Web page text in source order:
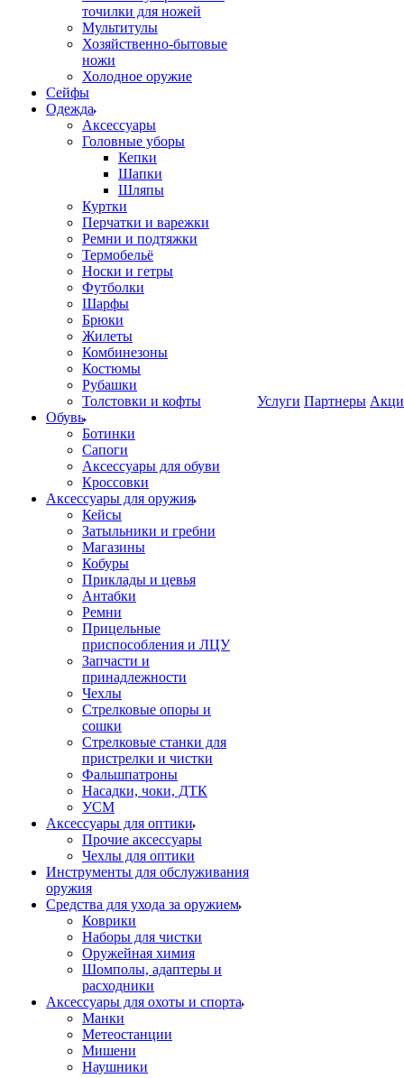
точилки для ножей
Мультитулы
Хозяйственно-бытовые
ножи
Холодное оружие
Сейфы
Одежда
Аксессуары
Головные уборы
Кепки
Шапки
Шляпы
Куртки
Перчатки и варежки
Ремни и подтяжки
Термобельё
Носки и гетры
Футболки
Шарфы
Брюки
Жилеты
Комбинезоны
Костюмы
Рубашки
Толстовки и кофты
Обувь
Ботинки
Сапоги
Аксессуары для обуви
Кроссовки
Аксессуары для оружия
Кейсы
Затыльники и гребни
Магазины
Кобуры
Приклады и цевья
Антабки
Ремни
Прицельные
приспособления и ЛЦУ
Запчасти и
принадлежности
Чехлы
Стрелковые опоры и
сошки
Стрелковые станки для
пристрелки и чистки
Фальшпатроны
Насадки, чоки, ДТК
УСМ
Аксессуары для оптики
Прочие аксессуары
Чехлы для оптики
Инструменты для обслуживания
оружия
Средства для ухода за оружием
Коврики
Наборы для чистки
Оружейная химия
Шомполы, адаптеры и
расходники
Аксессуары для охоты и спорта
Манки
Метеостанции
Мишени
Наушники
Услуги Партнеры